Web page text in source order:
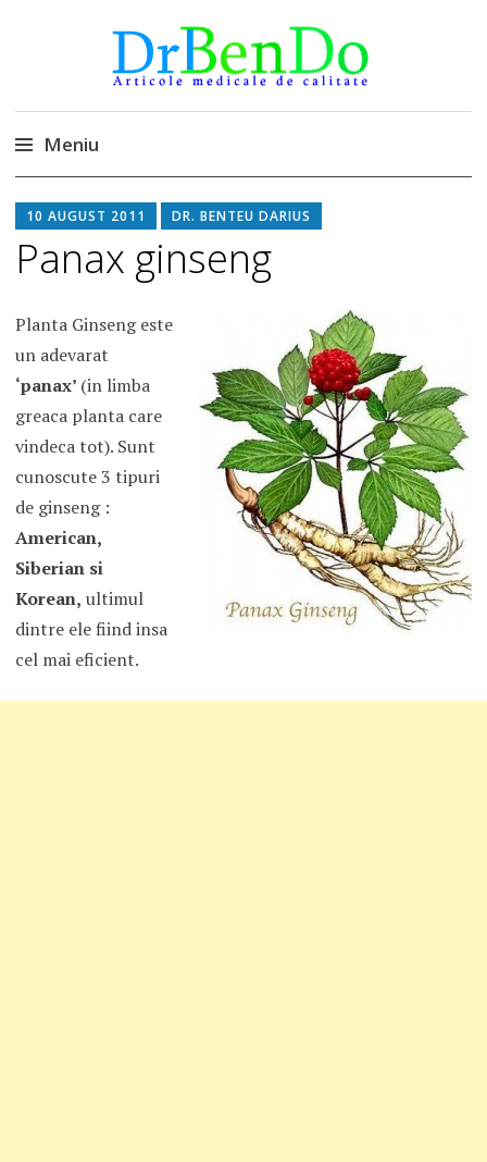
DrBendo.ro
Alimentatia sa iti fie medicatia
Meniu
la
conținut
10 AUGUST 2011 DR. BENTEU DARIUS
Panax ginseng
Planta Ginseng este
un adevarat
‘panax’ (in limba
greaca planta care
vindeca tot). Sunt
cunoscute 3 tipuri
de ginseng :
American,
Siberian si
Korean, ultimul
dintre ele fiind insa
cel mai eficient.